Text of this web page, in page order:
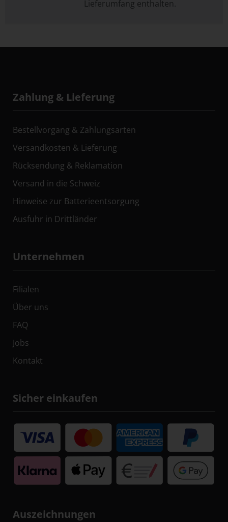
Lieferumfang enthalten.
Zahlung & Lieferung
Bestellvorgang & Zahlungsarten
Versandkosten & Lieferung
Rücksendung & Reklamation
Versand in die Schweiz
Hinweise zur Batterieentsorgung
Ausfuhr in Drittländer
Unternehmen
Filialen
Über uns
FAQ
Jobs
Kontakt
Sicher einkaufen
Auszeichnungen